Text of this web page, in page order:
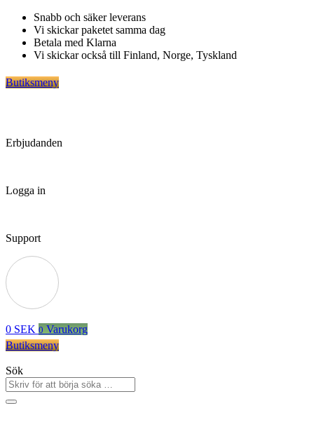
Hoppa
innehåll
Snabb och säker leverans
Vi skickar paketet samma dag
Betala med Klarna
Vi skickar också till Finland, Norge, Tyskland
Butiksmeny
Erbjudanden
Logga in
Support
0 SEK 0 Varukorg
Butiksmeny
Sök